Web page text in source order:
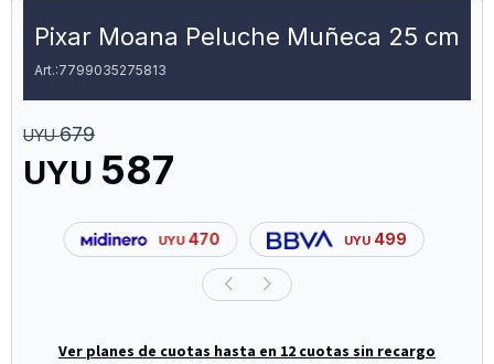
Pixar Moana Peluche Muñeca 25 cm
7799035275813
UYU 587
UYU 679
UYU 470 UYU 499
Ver planes de cuotas hasta en 12 cuotas sin recargo